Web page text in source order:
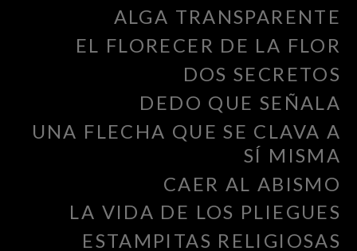
ALGA TRANSPARENTE
EL FLORECER DE LA FLOR
DOS SECRETOS
DEDO QUE SEÑALA
UNA FLECHA QUE SE CLAVA A
SÍ MISMA
CAER AL ABISMO
LA VIDA DE LOS PLIEGUES
ESTAMPITAS RELIGIOSAS